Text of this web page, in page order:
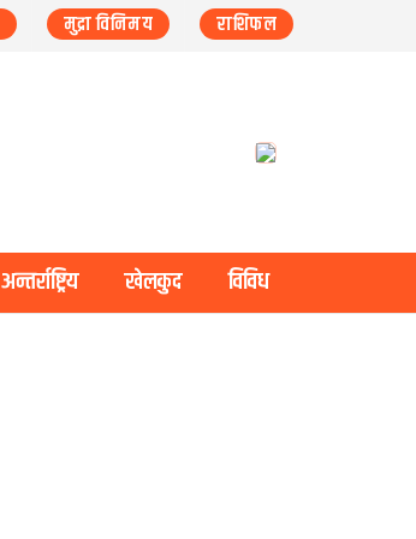
मुद्रा विनिमय राशिफल
अन्तर्राष्ट्रिय खेलकुद विविध